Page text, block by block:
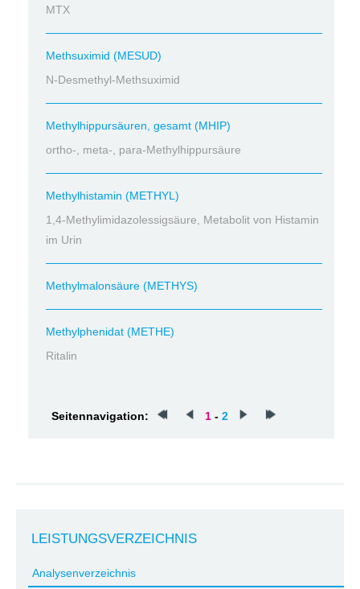
MTX
Methsuximid (MESUD)
N-Desmethyl-Methsuximid
Methylhippursäuren, gesamt (MHIP)
ortho-, meta-, para-Methylhippursäure
Methylhistamin (METHYL)
1,4-Methylimidazolessigsäure, Metabolit von Histamin
im Urin
Methylmalonsäure (METHYS)
Methylphenidat (METHE)
Ritalin
Seitennavigation: 1 - 2
LEISTUNGSVERZEICHNIS
Analysenverzeichnis